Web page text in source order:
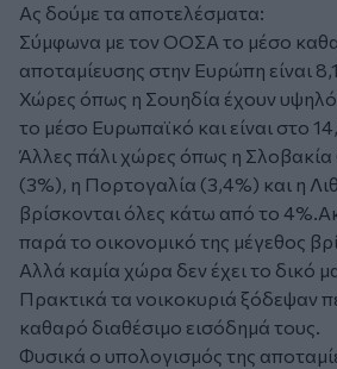
Ας δούμε τα αποτελέσματα:
Σύμφωνα με τον ΟΟΣΑ το μέσο
αποταμίευσης στην Ευρώπη είναι
Χώρες όπως η Σουηδία έχουν
το μέσο Ευρωπαϊκό και είναι στο
Άλλες πάλι χώρες όπως η Σλοβακία
(3%), η Πορτογαλία (3,4%) και η
βρίσκονται όλες κάτω από το
παρά το οικονομικό της μέγεθος
Αλλά καμία χώρα δεν έχει το δικό
Πρακτικά τα νοικοκυριά ξόδεψαν
καθαρό διαθέσιμο εισόδημά τους.
Φυσικά ο υπολογισμός της